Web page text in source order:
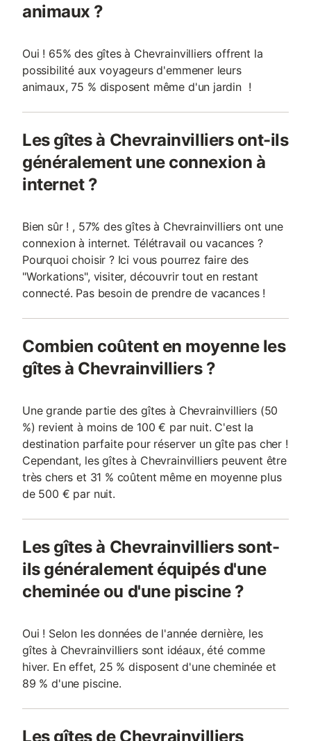
animaux ?
Oui ! 65% des gîtes à Chevrainvilliers offrent la
possibilité aux voyageurs d'emmener leurs
animaux, 75 % disposent même d'un jardin !
Les gîtes à Chevrainvilliers ont-ils
généralement une connexion à
internet ?
Bien sûr ! , 57% des gîtes à Chevrainvilliers ont une
connexion à internet. Télétravail ou vacances ?
Pourquoi choisir ? Ici vous pourrez faire des
"Workations", visiter, découvrir tout en restant
connecté. Pas besoin de prendre de vacances !
Combien coûtent en moyenne les
gîtes à Chevrainvilliers ?
Une grande partie des gîtes à Chevrainvilliers (50
%) revient à moins de 100 € par nuit. C'est la
destination parfaite pour réserver un gîte pas cher !
Cependant, les gîtes à Chevrainvilliers peuvent être
très chers et 31 % coûtent même en moyenne plus
de 500 € par nuit.
Les gîtes à Chevrainvilliers sont-
ils généralement équipés d'une
cheminée ou d'une piscine ?
Oui ! Selon les données de l'année dernière, les
gîtes à Chevrainvilliers sont idéaux, été comme
hiver. En effet, 25 % disposent d'une cheminée et
89 % d'une piscine.
Les gîtes de Chevrainvilliers